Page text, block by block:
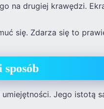
na drugiej krawędzi.
się. Zdarza się to
Jego istotą